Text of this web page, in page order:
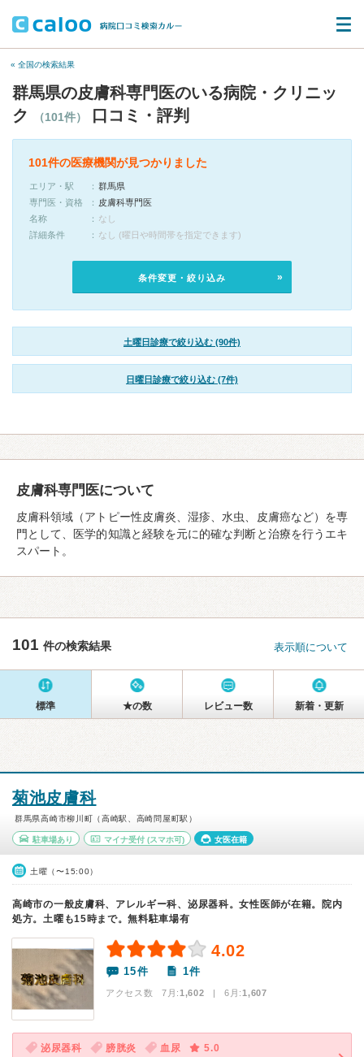
« 全国の検索結果
群馬県の皮膚科専門医のいる病院・クリニッ
ク
（101件） 口コミ・評判
101件の医療機関が見つかりました
エリア・駅
群馬県
専門医・資格
皮膚科専門医
名称
なし
詳細条件
なし (曜日や時間帯を指定できます)
条件変更・絞り込み
土曜日診療で絞り込む (90件)
日曜日診療で絞り込む (7件)
皮膚科専門医について
皮膚科領域（アトピー性皮膚炎、湿疹、水虫、皮膚癌など）を専
門として、医学的知識と経験を元に的確な判断と治療を行うエキ
スパート。
101 件の検索結果 表示順について
標準 ★の数 レビュー数 新着・更新
菊池皮膚科
群馬県高崎市柳川町（高崎駅、高崎問屋町駅）
駐車場あり マイナ受付(スマホ可) 女医在籍
土曜（〜15:00）
高崎市の一般皮膚科、アレルギー科、泌尿器科。女性医師が在籍。院内
処方。土曜も15時まで。無料駐車場有
4.02
15件 1件
アクセス数 7月:1,602 | 6月:1,607
泌尿器科 膀胱炎 血尿
5.0